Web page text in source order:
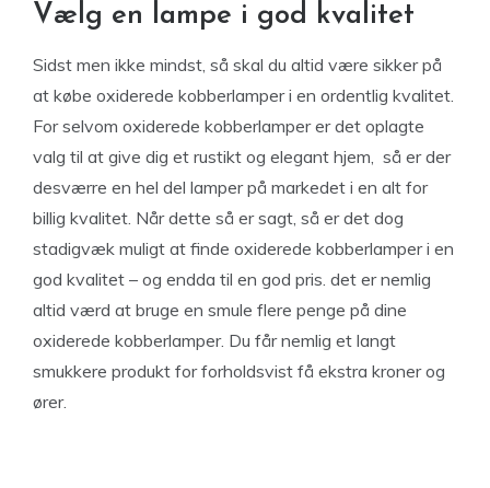
Vælg en lampe i god kvalitet
Sidst men ikke mindst, så skal du altid være sikker på
at købe oxiderede kobberlamper i en ordentlig kvalitet.
For selvom oxiderede kobberlamper er det oplagte
valg til at give dig et rustikt og elegant hjem, så er der
desværre en hel del lamper på markedet i en alt for
billig kvalitet. Når dette så er sagt, så er det dog
stadigvæk muligt at finde oxiderede kobberlamper i en
god kvalitet – og endda til en god pris. det er nemlig
altid værd at bruge en smule flere penge på dine
oxiderede kobberlamper. Du får nemlig et langt
smukkere produkt for forholdsvist få ekstra kroner og
ører.